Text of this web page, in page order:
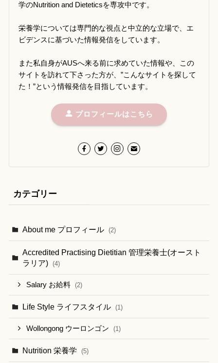
学のNutrition and Dieteticsを専攻中です。
栄養学については専門的な視点と中立的な立場で、エ
ビデンスに基づいた情報発信をしています。
また私自身がAUSへ来る前に求めていた情報や、この
サイトを訪れて下さった方が、”こんなサイトを探して
た！”という情報発信を目指しています。
プロフィールはこちら
カテゴリー
About me プロフィール (2)
Accredited Practising Dietitian 管理栄養士(オースト
ラリア)
(4)
Salary お給料 (2)
Life Style ライフスタイル (1)
Wollongong ウーロンゴン (1)
Nutrition 栄養学 (5)